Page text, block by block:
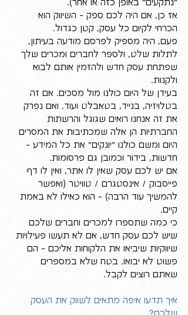
"נתקעים" באופן כזה או אחר).
אז כן, אם היה לכם ספק - השיווק הוא
הכרחי לקיום כל עסק, קטן כגדול.
פעם, היה מספיק לפרסם מודעה בעיתון,
לתלות שלט, ולספר לחברים ומכרים שלך
שפתחת עסק חדש ולהזמין אותם לבוא
ולקנות.
בעידן של היום כולנו מול מסכים. אם זה
בטלויזיה, בנייד, בטאבלט ועוד. ואם נפרק
את זה אנחנו רואים שגוגל והרשתות
החברתיות הן אלה שמכתיבות את המסרים
היום ומשם כולנו "יונקים" את כל המידע -
חדשות, בידור וכמובן גם פרסומות.
אם יש לכם עסק שאין לו אתר, ואין לו דף
פייסבוק / אינסטגרם / טוויטר (ואפשר
להמשיך עוד הרבה) - הוא כאילו לא באמת
קיים.
כי כמה שתספרו למכרים וחברים שלכם
שיש לכם עסק חדש, אם לא תעשו פעילויות
שיווקיות שיביאו את הלקוחות אליכם - הם
פשוט לא יבואו. בטח שלא במספרים
שאתם רוצים לקבל.
איך תדעו איפה מתאים לשווק את העסק